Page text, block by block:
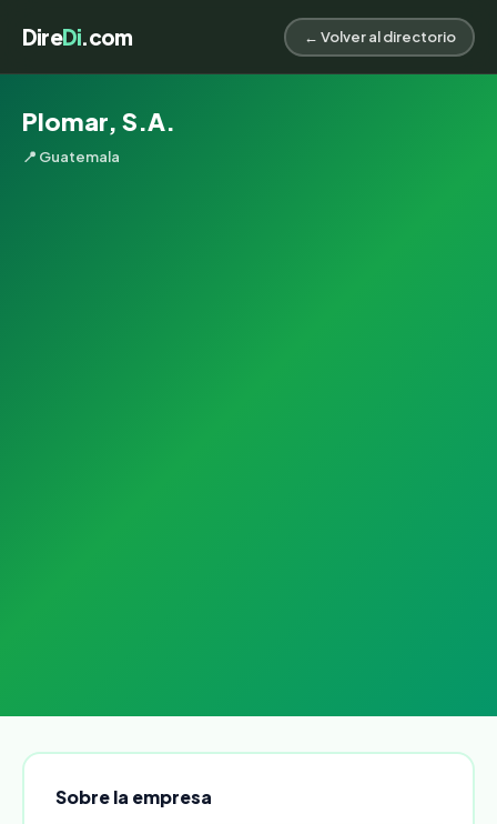
DireDi.com ← Volver al directorio
Plomar, S.A.
📍 Guatemala
Sobre la empresa